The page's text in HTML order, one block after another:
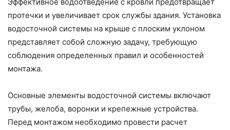
протечки и увеличивает срок службы здания. Установка
водосточной системы на крыше с плоским уклоном
представляет собой сложную задачу, требующую
соблюдения определенных правил и особенностей
монтажа.
Основные элементы водосточной системы включают
трубы, желоба, воронки и крепежные устройства.
Перед монтажом необходимо провести расчет